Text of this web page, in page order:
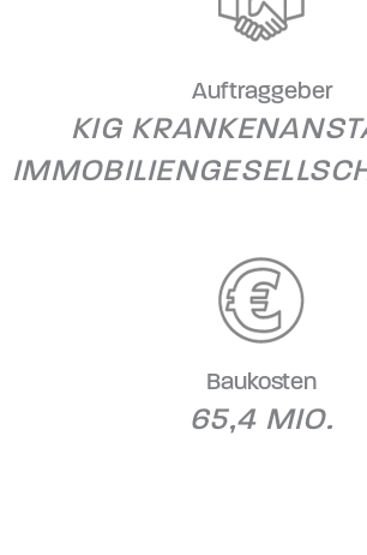
Auftraggeber
KIG
Baukosten
65,4 MIO.